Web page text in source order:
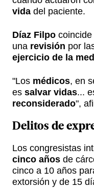
vida del paciente.
Díaz Filpo
una revisión por
ejercicio de la
"Los médicos, en
es salvar vidas...
reconsiderado",
Delitos de
Los congresistas
cinco años de
cinco a 10 años
extorsión y de 15